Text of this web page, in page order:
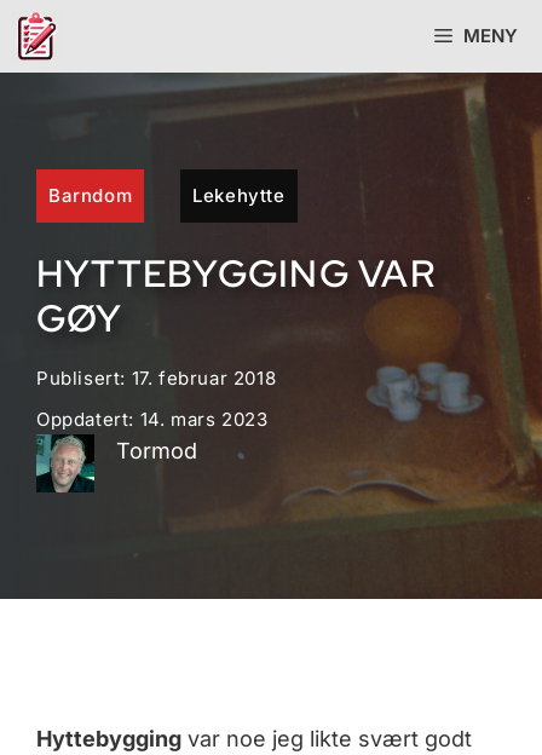
Hopp
MENY
Barndom Lekehytte
HYTTEBYGGING VAR
GØY
Publisert: 17. februar 2018
Oppdatert: 14. mars 2023
Tormod
Hyttebyggingvar noe jeg likte svært godt